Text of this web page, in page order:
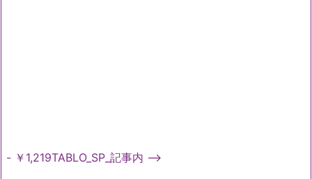
- ￥1,219TABLO_SP_記事内 -->